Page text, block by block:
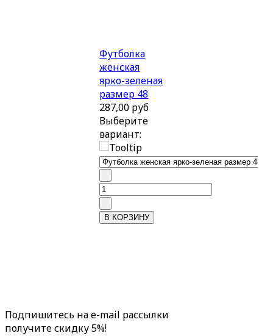
Футболка
женская
ярко-зеленая
размер 48
287,00 руб
Выберите
вариант:
Подпишитесь на e-mail рассылки
получите скидку 5%!